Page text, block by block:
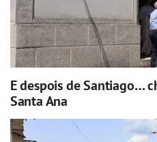
E despois de Santiago…
Santa Ana